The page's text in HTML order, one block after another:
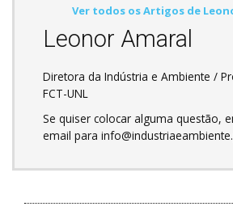
Ver todos os Artigos de
Leonor Amaral
Diretora da Indústria e Ambiente /
FCT-UNL
Se quiser colocar alguma questão,
email para